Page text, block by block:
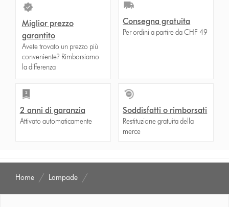
Miglior prezzo
garantito
Avete trovato un prezzo più
conveniente? Rimborsiamo
la differenza
Consegna gratuita
Per ordini a partire da CHF 49
2 anni di garanzia
Attivato automaticamente
Soddisfatti o rimborsati
Restituzione gratuita della
merce
Home Lampade